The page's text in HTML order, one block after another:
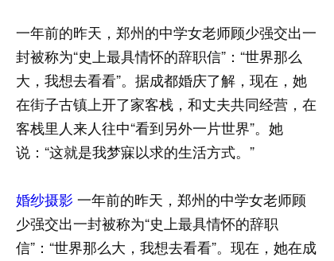
一年前的昨天，郑州的中学女老师顾少强交出一
封被称为“史上最具情怀的辞职信”：“世界那么
大，我想去看看”。据成都婚庆了解，现在，她
在街子古镇上开了家客栈，和丈夫共同经营，在
客栈里人来人往中“看到另外一片世界”。她
说：“这就是我梦寐以求的生活方式。”
婚纱摄影 一年前的昨天，郑州的中学女老师顾
少强交出一封被称为“史上最具情怀的辞职
信”：“世界那么大，我想去看看”。现在，她在成